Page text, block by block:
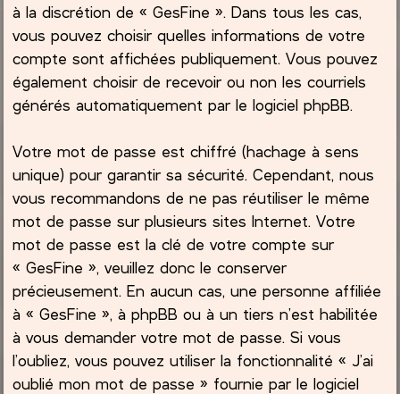
à la discrétion de « GesFine ». Dans tous les cas,
vous pouvez choisir quelles informations de votre
compte sont affichées publiquement. Vous pouvez
également choisir de recevoir ou non les courriels
générés automatiquement par le logiciel phpBB.
Votre mot de passe est chiffré (hachage à sens
unique) pour garantir sa sécurité. Cependant, nous
vous recommandons de ne pas réutiliser le même
mot de passe sur plusieurs sites Internet. Votre
mot de passe est la clé de votre compte sur
« GesFine », veuillez donc le conserver
précieusement. En aucun cas, une personne affiliée
à « GesFine », à phpBB ou à un tiers n’est habilitée
à vous demander votre mot de passe. Si vous
l’oubliez, vous pouvez utiliser la fonctionnalité « J’ai
oublié mon mot de passe » fournie par le logiciel